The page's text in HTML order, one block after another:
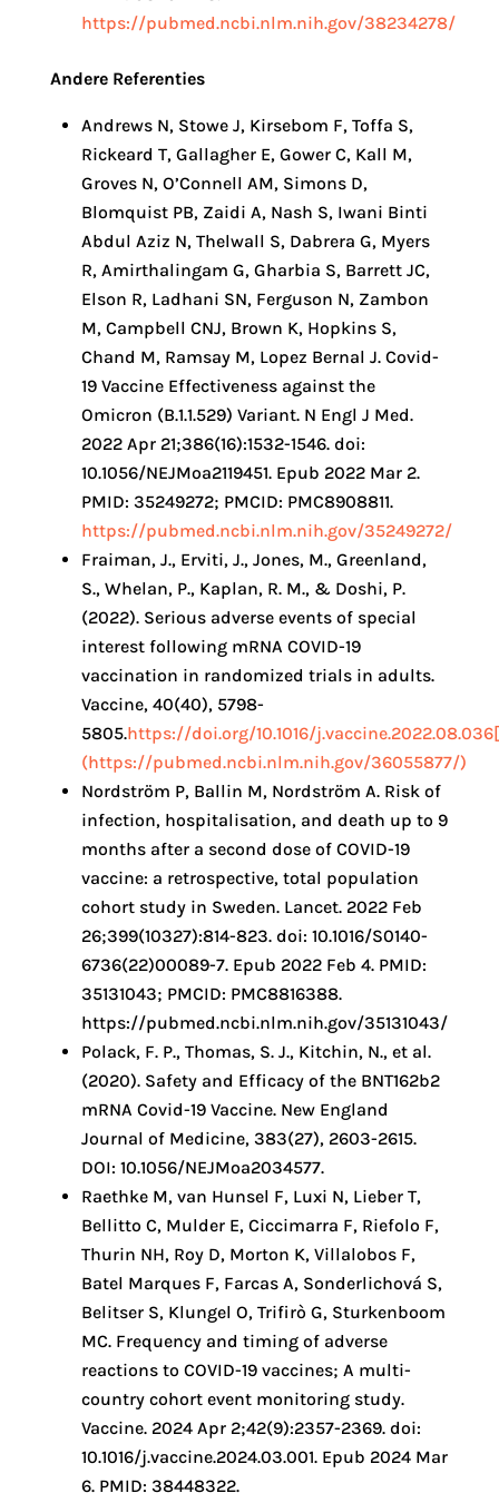
https://pubmed.ncbi.nlm.nih.gov/38234278/
Andere Referenties
Andrews N, Stowe J, Kirsebom F, Toffa S,
Rickeard T, Gallagher E, Gower C, Kall M,
Groves N, O’Connell AM, Simons D,
Blomquist PB, Zaidi A, Nash S, Iwani Binti
Abdul Aziz N, Thelwall S, Dabrera G, Myers
R, Amirthalingam G, Gharbia S, Barrett JC,
Elson R, Ladhani SN, Ferguson N, Zambon
M, Campbell CNJ, Brown K, Hopkins S,
Chand M, Ramsay M, Lopez Bernal J. Covid-
19 Vaccine Effectiveness against the
Omicron (B.1.1.529) Variant. N Engl J Med.
2022 Apr 21;386(16):1532-1546. doi:
10.1056/NEJMoa2119451. Epub 2022 Mar 2.
PMID: 35249272; PMCID: PMC8908811.
https://pubmed.ncbi.nlm.nih.gov/35249272/
Fraiman, J., Erviti, J., Jones, M., Greenland,
S., Whelan, P., Kaplan, R. M., & Doshi, P.
(2022). Serious adverse events of special
interest following mRNA COVID-19
vaccination in randomized trials in adults.
Vaccine, 40(40), 5798-
5805.https://doi.org/10.1016/
(https://pubmed.ncbi.nlm.nih.gov/36055877/)
Nordström P, Ballin M, Nordström A. Risk of
infection, hospitalisation, and death up to 9
months after a second dose of COVID-19
vaccine: a retrospective, total population
cohort study in Sweden. Lancet. 2022 Feb
26;399(10327):814-823. doi: 10.1016/S0140-
6736(22)00089-7. Epub 2022 Feb 4. PMID:
35131043; PMCID: PMC8816388.
https://pubmed.ncbi.nlm.nih.gov/35131043/
Polack, F. P., Thomas, S. J., Kitchin, N., et al.
(2020). Safety and Efficacy of the BNT162b2
mRNA Covid-19 Vaccine. New England
Journal of Medicine, 383(27), 2603-2615.
DOI: 10.1056/NEJMoa2034577.
Raethke M, van Hunsel F, Luxi N, Lieber T,
Bellitto C, Mulder E, Ciccimarra F, Riefolo F,
Thurin NH, Roy D, Morton K, Villalobos F,
Batel Marques F, Farcas A, Sonderlichová S,
Belitser S, Klungel O, Trifirò G, Sturkenboom
MC. Frequency and timing of adverse
reactions to COVID-19 vaccines; A multi-
country cohort event monitoring study.
Vaccine. 2024 Apr 2;42(9):2357-2369. doi:
10.1016/j.vaccine.2024.03.001. Epub 2024 Mar
6. PMID: 38448322.